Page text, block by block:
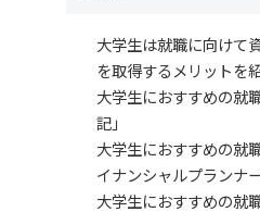
大学生は就職に向けて
を取得するメリットを
大学生におすすめの就
記」
大学生におすすめの就
イナンシャルプランナ
大学生におすすめの就